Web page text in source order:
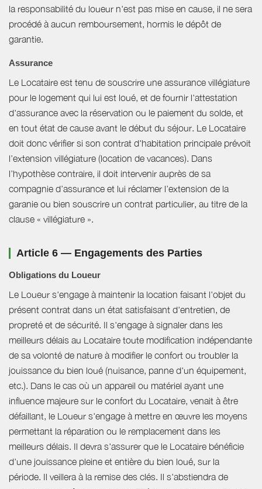
la responsabilité du loueur n'est pas mise en cause, il ne sera
procédé à aucun remboursement, hormis le dépôt de
garantie.
Assurance
Le Locataire est tenu de souscrire une assurance villégiature
pour le logement qui lui est loué, et de fournir l'attestation
d'assurance avec la réservation ou le paiement du solde, et
en tout état de cause avant le début du séjour. Le Locataire
doit donc vérifier si son contrat d'habitation principale prévoit
l’extension villégiature (location de vacances). Dans
l’hypothèse contraire, il doit intervenir auprès de sa
compagnie d’assurance et lui réclamer l’extension de la
garanie ou bien souscrire un contrat particulier, au titre de la
clause « villégiature ».
Article 6 — Engagements des Parties
Obligations du Loueur
Le Loueur s'engage à maintenir la location faisant l'objet du
présent contrat dans un état satisfaisant d'entretien, de
propreté et de sécurité. Il s'engage à signaler dans les
meilleurs délais au Locataire toute modification indépendante
de sa volonté de nature à modifier le confort ou troubler la
jouissance du bien loué (nuisance, panne d'un équipement,
etc.). Dans le cas où un appareil ou matériel ayant une
influence majeure sur le confort du Locataire, venait à être
défaillant, le Loueur s'engage à mettre en œuvre les moyens
permettant la réparation ou le remplacement dans les
meilleurs délais. Il devra s'assurer que le Locataire bénéficie
d'une jouissance pleine et entière du bien loué, sur la
période. Il veillera à la remise des clés. Il s'abstiendra de